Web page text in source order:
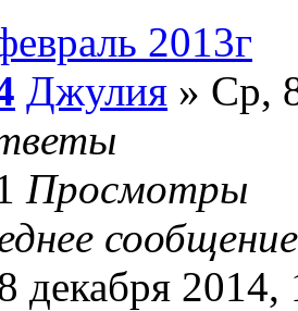
2013г
Джулия » Ср,
Просмотры
декабря 2014,